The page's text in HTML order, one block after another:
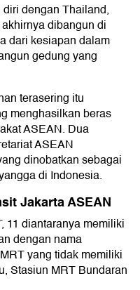
dengan Thailand,
dibangun di
dari kesiapan dalam
gedung yang
terasering itu
menghasilkan beras
ASEAN. Dua
ASEAN
dinobatkan sebagai
di Indonesia.
Jakarta ASEAN
11 diantaranya memiliki
dengan nama
yang tidak memiliki
Stasiun MRT Bundaran